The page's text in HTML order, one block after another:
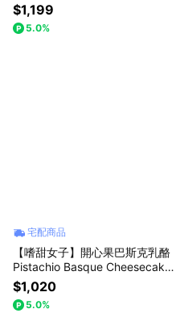
$1,199
5.0%
宅配商品
【嗜甜女子】開心果巴斯克乳酪
Pistachio Basque Cheesecake
| 巨蟹座專屬生日禮物
$1,020
5.0%